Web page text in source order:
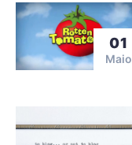
01
Maio